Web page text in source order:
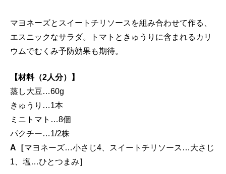
マヨネーズとスイートチリソースを組み合わせて作る、
エスニックなサラダ。トマトときゅうりに含まれるカリ
ウムでむくみ予防効果も期待。
【材料（2人分）】
蒸し大豆…60g
きゅうり…1本
ミニトマト…8個
パクチー…1/2株
A［マヨネーズ…小さじ4、スイートチリソース…大さじ
1、塩…ひとつまみ］